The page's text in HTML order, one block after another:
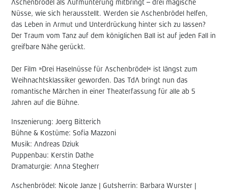
Aschenbrödel als Aufmunterung mitbringt – drei magische
Nüsse, wie sich herausstellt. Werden sie Aschenbrödel helfen,
das Leben in Armut und Unterdrückung hinter sich zu lassen?
Der Traum vom Tanz auf dem königlichen Ball ist auf jeden Fall in
greifbare Nähe gerückt.
Der Film »Drei Haselnüsse für Aschenbrödel« ist längst zum
Weihnachtsklassiker geworden. Das TdA bringt nun das
romantische Märchen in einer Theaterfassung für alle ab 5
Jahren auf die Bühne.
Inszenierung: Joerg Bitterich
Bühne & Kostüme: Sofia Mazzoni
Musik: Andreas Dziuk
Puppenbau: Kerstin Dathe
Dramaturgie: Anna Stegherr
Aschenbrödel: Nicole Janze | Gutsherrin: Barbara Wurster |